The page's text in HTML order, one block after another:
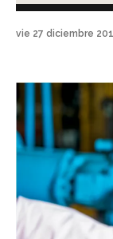
vie 27 diciembre